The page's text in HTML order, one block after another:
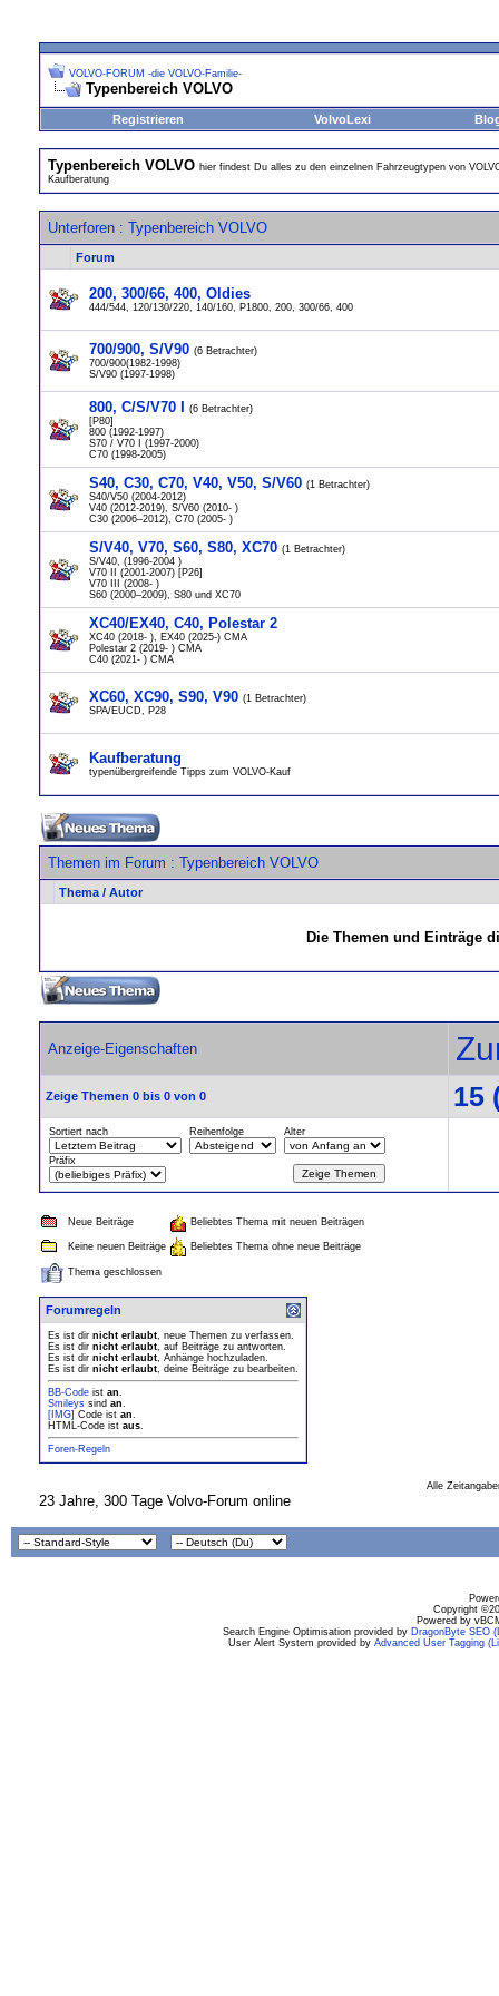
VOLVO-FORUM -die VOLVO-Familie-
Typenbereich VOLVO
Registrieren VolvoLexi
Typenbereich VOLVO hier findest Du alles zu den einzelnen Fahrzeugtypen von
Kaufberatung
Unterforen : Typenbereich VOLVO
Forum
200, 300/66, 400, Oldies
444/544, 120/130/220, 140/160, P1800, 200, 300/66, 400
700/900, S/V90 (6 Betrachter)
700/900(1982-1998)
S/V90 (1997-1998)
800, C/S/V70 I
(6 Betrachter)
[P80]
800 (1992-1997)
S70 / V70 I (1997-2000)
C70 (1998-2005)
S40, C30, C70, V40, V50, S/V60 (1 Betrachter)
S40/V50 (2004-2012)
V40 (2012-2019), S/V60 (2010- )
C30 (2006–2012), C70 (2005- )
S/V40, V70, S60, S80, XC70 (1 Betrachter)
S/V40, (1996-2004 )
V70 II (2001-2007) [P26]
V70 III (2008- )
S60 (2000–2009), S80 und XC70
XC40/EX40, C40, Polestar 2
XC40 (2018- ), EX40 (2025-) CMA
Polestar 2 (2019- ) CMA
C40 (2021- ) CMA
XC60, XC90, S90, V90 (1 Betrachter)
SPA/EUCD, P28
Kaufberatung
typenübergreifende Tipps zum VOLVO-Kauf
Themen im Forum : Typenbereich VOLVO
Thema / Autor
Die Themen und Einträge
Anzeige-Eigenschaften
Zeige Themen 0 bis 0 von 0 15
Sortiert nach Reihenfolge Alter
Präfix
Neue Beiträge Beliebtes Thema mit neuen Beiträgen
Keine neuen Beiträge Beliebtes Thema ohne neue Beiträge
Thema geschlossen
Forumregeln
Es ist dir nicht erlaubt, neue Themen zu verfassen.
Es ist dir nicht erlaubt, auf Beiträge zu antworten.
Es ist dir nicht erlaubt, Anhänge hochzuladen.
Es ist dir nicht erlaubt, deine Beiträge zu bearbeiten.
BB-Code ist an.
Smileys sind an.
[IMG] Code ist an.
HTML-Code ist aus.
Foren-Regeln
Alle
23 Jahre, 300 Tage Volvo-Forum online
Copyright
Powered by
Search Engine Optimisation provided by DragonByte SEO
User Alert System provided by Advanced User Tagging